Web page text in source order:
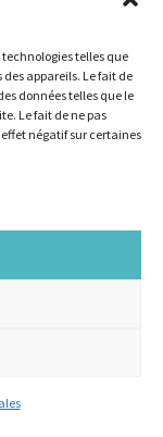
telles que
appareils. Le fait de
données telles que le
Le fait de ne pas
négatif sur certaines